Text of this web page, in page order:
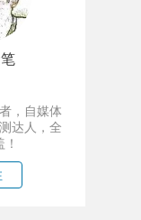
，自媒体
达人，全